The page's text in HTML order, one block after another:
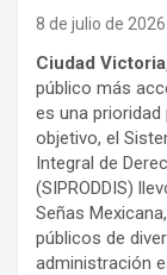
8 de julio de 2026
Ciudad
público más
es una prioridad
objetivo, el
Integral de
(SIPRODDIS)
Señas
públicos de
administración